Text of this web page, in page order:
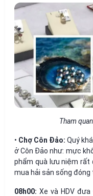
Tham
• Chợ Côn Đảo:Quý
ở Côn Đảo như: mực
phẩm quà lưu niệm rất
mua hải sản sống đóng
08h00: Xe và HDV